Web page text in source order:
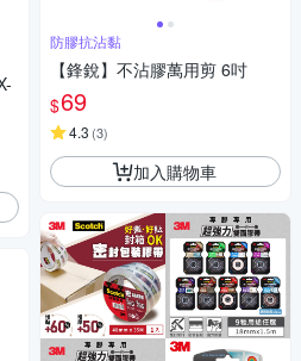
防膠抗沾黏
【鋒銳】不沾膠萬用剪 6吋
$69
4.3 (3)
加入購物車